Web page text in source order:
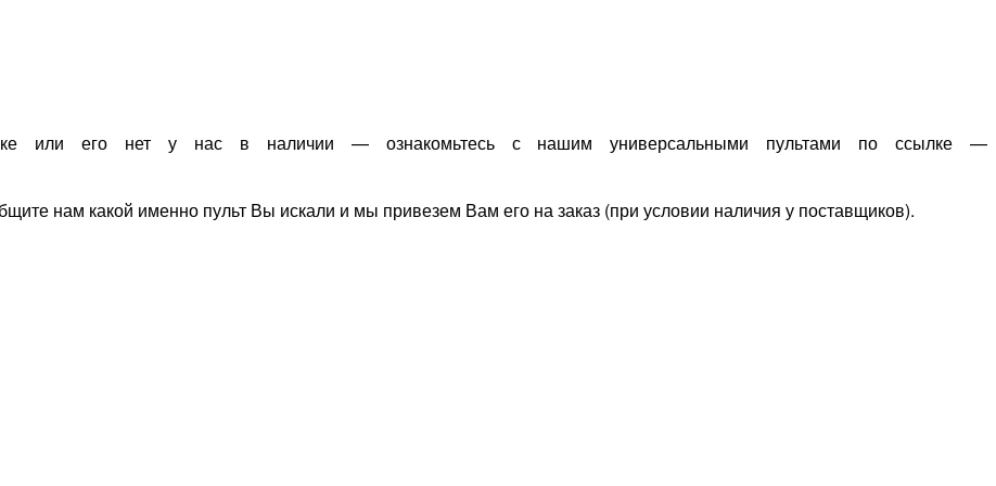
или его нет у нас в наличии — ознакомьтесь с нашим универсальными пультами по ссылке —
нам какой именно пульт Вы искали и мы привезем Вам его на заказ (при условии наличия у поставщиков).